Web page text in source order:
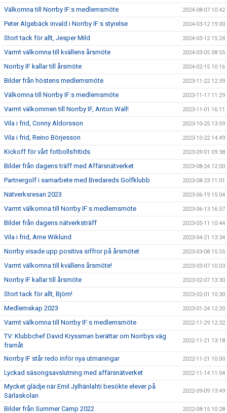
Välkomna till Norrby IF:s medlemsmöte 2024-08-07 10:42
Peter Algebäck invald i Norrby IF:s styrelse 2024-03-12 19:00
Stort tack för allt, Jesper Mild 2024-03-12 15:24
Varmt välkomna till kvällens årsmöte 2024-03-05 08:55
Norrby IF kallar till årsmöte 2024-02-15 10:16
Bilder från höstens medlemsmöte 2023-11-22 12:39
Välkomna till Norrby IF:s medlemsmöte 2023-11-17 11:29
Varmt välkommen till Norrby IF, Anton Wall! 2023-11-01 16:11
Vila i frid, Conny Aldorsson 2023-10-25 13:59
Vila i frid, Reino Börjesson 2023-10-22 14:49
Kickoff för vårt fotbollsfritids 2023-09-01 09:38
Bilder från dagens träff med Affärsnätverket 2023-08-24 12:00
Partnergolf i samarbete med Bredareds Golfklubb 2023-08-23 11:01
Nätverksresan 2023 2023-06-19 15:04
Varmt välkomna till Norrby IF:s medlemsmöte 2023-06-13 16:57
Bilder från dagens nätverksträff 2023-05-11 10:44
Vila i frid, Arne Wiklund 2023-04-21 13:34
Norrby visade upp positiva siffror på årsmötet 2023-03-08 15:55
Varmt välkomna till kvällens årsmöte! 2023-03-07 10:03
Norrby IF kallar till årsmöte 2023-02-07 13:30
Stort tack för allt, Björn! 2023-02-01 10:30
Medlemskap 2023 2023-01-24 12:20
Varmt välkomna till Norrby IF:s medlemsmöte 2022-11-29 12:32
TV: Klubbchef David Kryssman berättar om Norrbys väg
framåt
2022-11-21 13:18
Norrby IF står redo inför nya utmaningar 2022-11-21 10:00
Lyckad säsongsavslutning med affärsnätverket 2022-11-14 11:04
Mycket glädje när Emil Jylhänlahti besökte elever på
Särlaskolan
2022-09-09 13:49
Bilder från Summer Camp 2022 2022-08-15 10:28